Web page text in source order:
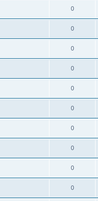
0
0
0
0
0
0
0
0
0
0